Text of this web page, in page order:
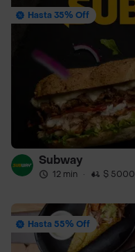
Hasta 35% Off
Subway
12 min · $ 5000
Hasta 55% Off